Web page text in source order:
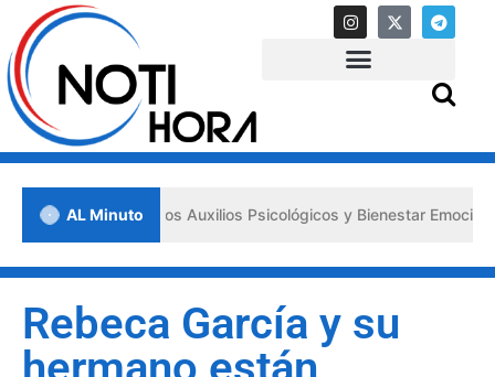
AL Minuto
los «Primeros Auxilios Psicológicos y Bienestar Emocional» ante
Rebeca García y su